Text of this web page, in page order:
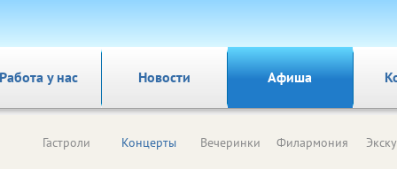
у нас Новости Афиша
Гастроли Концерты Вечеринки Филармония